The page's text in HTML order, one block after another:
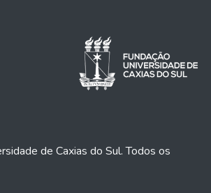
de Caxias do Sul. Todos os